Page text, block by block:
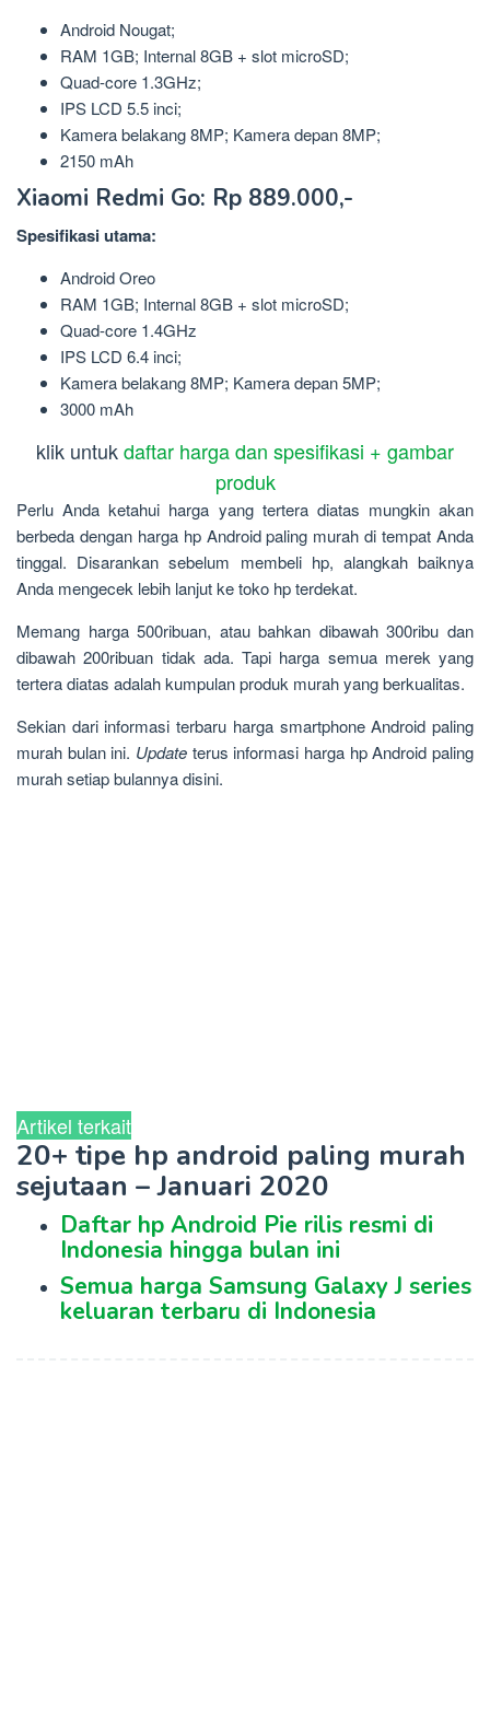
Android Nougat;
RAM 1GB; Internal 8GB + slot microSD;
Quad-core 1.3GHz;
IPS LCD 5.5 inci;
Kamera belakang 8MP; Kamera depan 8MP;
2150 mAh
Xiaomi Redmi Go: Rp 889.000,-
Spesifikasi utama:
Android Oreo
RAM 1GB; Internal 8GB + slot microSD;
Quad-core 1.4GHz
IPS LCD 6.4 inci;
Kamera belakang 8MP; Kamera depan 5MP;
3000 mAh
klik untukdaftar harga dan spesifikasi + gambar
produk
Perlu Anda ketahui harga yang tertera diatas mungkin akan
berbeda dengan harga hp Android paling murah di tempat Anda
tinggal. Disarankan sebelum membeli hp, alangkah baiknya
Anda mengecek lebih lanjut ke toko hp terdekat.
Memang harga 500ribuan, atau bahkan dibawah 300ribu dan
dibawah 200ribuan tidak ada. Tapi harga semua merek yang
tertera diatas adalah kumpulan produk murah yang berkualitas.
Sekian dari informasi terbaru harga smartphone Android paling
murah bulan ini. Update terus informasi harga hp Android paling
murah setiap bulannya disini.
Artikel terkait
20+ tipe hp android paling murah
sejutaan – Januari 2020
Daftar hp Android Pie rilis resmi di
Indonesia hingga bulan ini
Semua harga Samsung Galaxy J series
keluaran terbaru di Indonesia